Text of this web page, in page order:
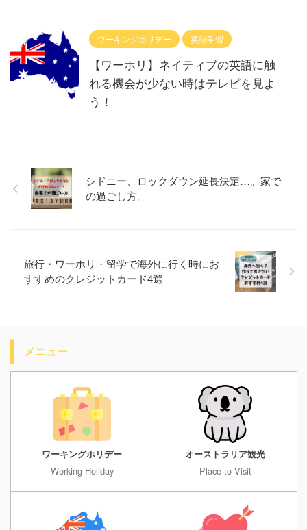
ワーキングホリデー 英語学習
【ワーホリ】ネイティブの英語に触
れる機会が少ない時はテレビを見よ
う！
シドニー、ロックダウン延長決定…。家で
の過ごし方。
旅行・ワーホリ・留学で海外に行く時にお
すすめのクレジットカード4選
メニュー
ワーキングホリデー
Working Holiday
オーストラリア観光
Place to Visit